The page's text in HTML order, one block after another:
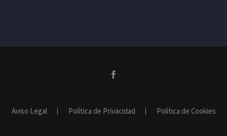
Aviso Legal Política de Privacidad Política de Cookies